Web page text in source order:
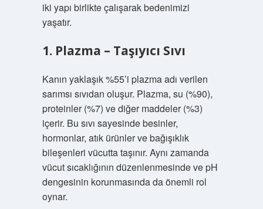
iki yapı birlikte çalışarak bedenimizi
yaşatır.
1. Plazma – Taşıyıcı Sıvı
Kanın yaklaşık %55’i plazma adı verilen
sarımsı sıvıdan oluşur. Plazma, su (%90),
proteinler (%7) ve diğer maddeler (%3)
içerir. Bu sıvı sayesinde besinler,
hormonlar, atık ürünler ve bağışıklık
bileşenleri vücutta taşınır. Aynı zamanda
vücut sıcaklığının düzenlenmesinde ve pH
dengesinin korunmasında da önemli rol
oynar.